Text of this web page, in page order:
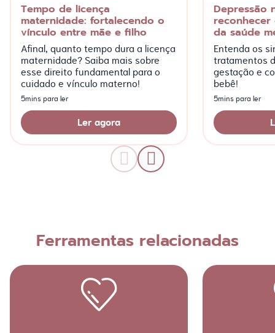
Tempo de licença
maternidade: fortalecendo o
vínculo entre mãe e filho
Afinal, quanto tempo dura a licença
maternidade? Saiba mais sobre
esse direito fundamental para o
cuidado e vínculo materno!
5mins para ler
Ler agora
Depressão
reconhecer
da saúde
Entenda os
tratamentos
gestação e
bebê!
5mins para ler
Ferramentas relacionadas